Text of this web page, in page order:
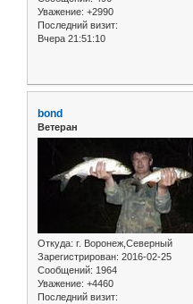
Уважение: +2990
Последний визит:
Вчера 21:51:10
bond
Ветеран
Откуда: г. Воронеж,Северный
Зарегистрирован: 2016-02-25
Сообщений: 1964
Уважение: +4460
Последний визит: